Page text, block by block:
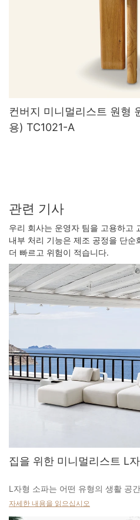
컨버지 미니멀리스트 원형
용) TC1021-A
관련 기사
우리 회사는 운영자 팀을 고용하고
내부 처리 기능은 제조 공정을 단
더 빠르고 위험이 적습니다.
집을 위한 미니멀리스트 L
L자형 소파는 어떤 유형의 생활 공
공간을 나누고, 가족을 위한 추가 좌
자세한 내용을 읽으십시오